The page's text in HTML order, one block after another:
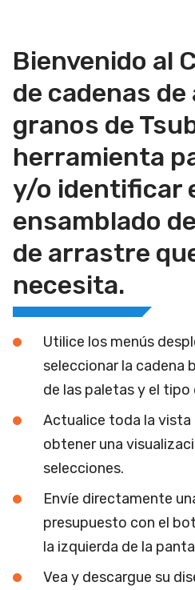
Bienvenido al
de cadenas
granos de
herramienta
y/o identificar
ensamblado
de arrastre
necesita.
Utilice los menús
seleccionar la cadena
de las paletas y el tipo
Actualice toda la vista
obtener una
selecciones.
Envíe directamente
presupuesto con el
la izquierda de la
Vea y descargue su